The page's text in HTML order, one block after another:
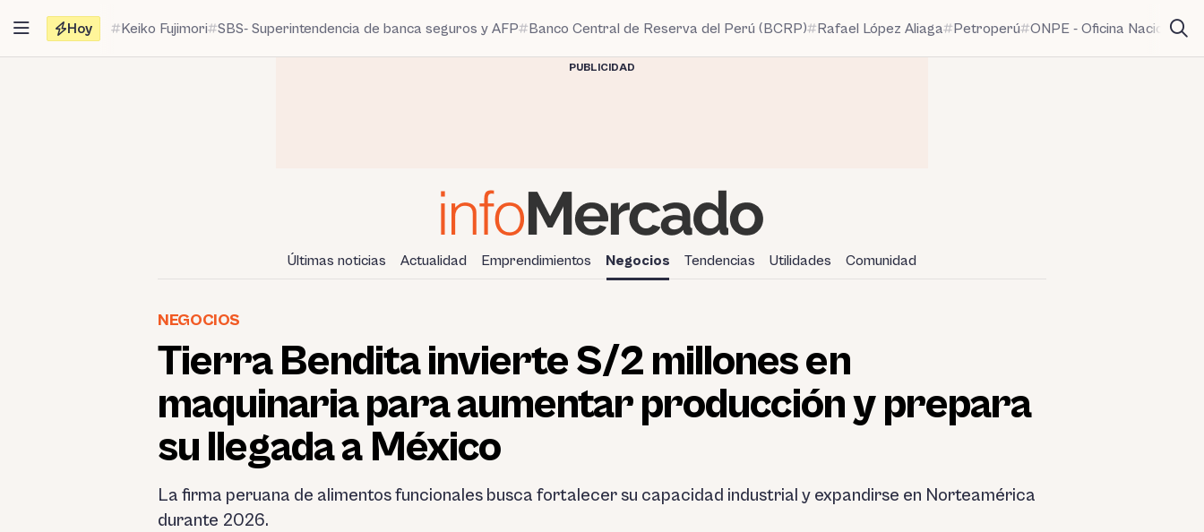
contenido
Hoy Keiko Fujimori SBS- Superintendencia de banca seguros y AFP Banco Central de Reserva del Perú (BCRP) Rafael López Aliaga Petroperú ONPE - Oficina Nacional
PUBLICIDAD
Últimas noticias Actualidad Emprendimientos Negocios Tendencias Utilidades Comunidad
NEGOCIOS
Tierra Bendita invierte S/2 millones en
maquinaria para aumentar producción y prepara
su llegada a México
La firma peruana de alimentos funcionales busca fortalecer su capacidad industrial y expandirse en Norteamérica
durante 2026.